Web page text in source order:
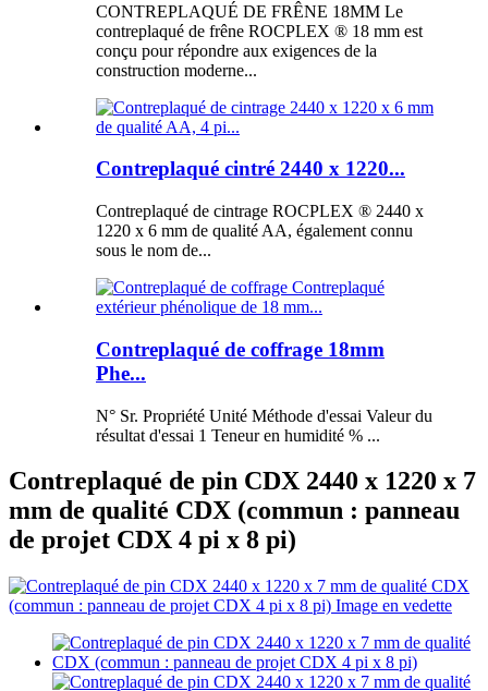
CONTREPLAQUÉ DE FRÊNE 18MM Le
contreplaqué de frêne ROCPLEX ® 18 mm est
conçu pour répondre aux exigences de la
construction moderne...
Contreplaqué cintré 2440 x 1220...
Contreplaqué de cintrage ROCPLEX ® 2440 x
1220 x 6 mm de qualité AA, également connu
sous le nom de...
Contreplaqué de coffrage 18mm
Phe...
N° Sr. Propriété Unité Méthode d'essai Valeur du
résultat d'essai 1 Teneur en humidité % ...
Contreplaqué de pin CDX 2440 x 1220 x 7
mm de qualité CDX (commun : panneau
de projet CDX 4 pi x 8 pi)